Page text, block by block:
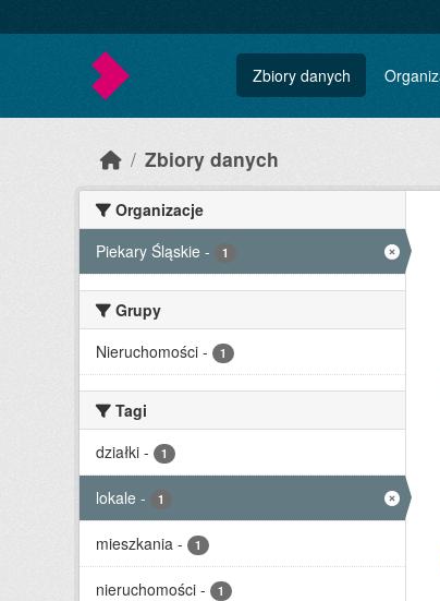
Zbiory danych
Zbiory danych
Organizacje
Piekary Śląskie - 1
Grupy
Nieruchomości - 1
Tagi
działki - 1
lokale - 1
mieszkania - 1
nieruchomości - 1